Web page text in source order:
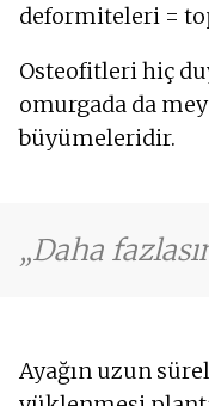
deformiteleri =
Osteofitleri hiç
omurgada da
büyümeleridir.
Daha
Ayağın uzun